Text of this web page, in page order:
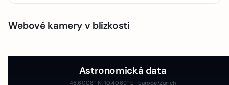
Webové kamery v blízkosti
Astronomická data
46.6008° N, 10.4069° E · Europe/Zurich